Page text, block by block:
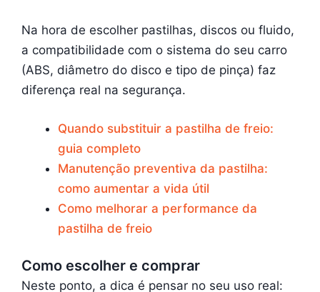
Na hora de escolher pastilhas, discos ou fluido,
a compatibilidade com o sistema do seu carro
(ABS, diâmetro do disco e tipo de pinça) faz
diferença real na segurança.
Quando substituir a pastilha de freio:
guia completo
Manutenção preventiva da pastilha:
como aumentar a vida útil
Como melhorar a performance da
pastilha de freio
Como escolher e comprar
Neste ponto, a dica é pensar no seu uso real: